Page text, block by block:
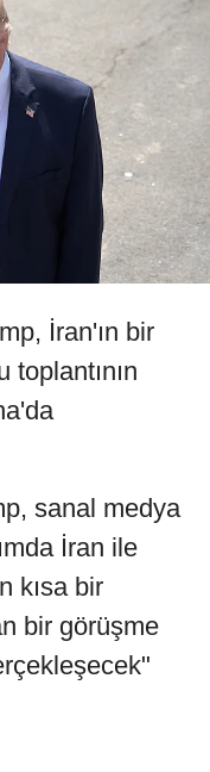
İran'ın bir
sanal medya
İran ile
kısa bir
bir görüşme